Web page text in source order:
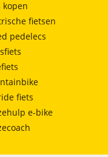
kopen
fietsen
pedelecs
fiets
e-bike